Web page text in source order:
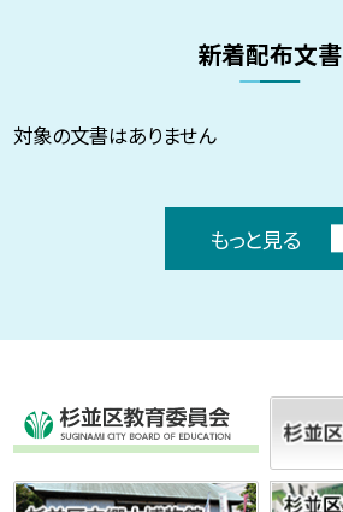
新着配布文書
対象の文書はありません
もっと見る